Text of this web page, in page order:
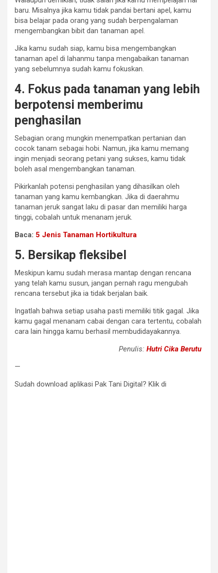
baru. Misalnya jika kamu tidak pandai bertani apel, kamu
bisa belajar pada orang yang sudah berpengalaman
mengembangkan bibit dan tanaman apel.
Jika kamu sudah siap, kamu bisa mengembangkan
tanaman apel di lahanmu tanpa mengabaikan tanaman
yang sebelumnya sudah kamu fokuskan.
4. Fokus pada tanaman yang lebih
berpotensi memberimu
penghasilan
Sebagian orang mungkin menempatkan pertanian dan
cocok tanam sebagai hobi. Namun, jika kamu memang
ingin menjadi seorang petani yang sukses, kamu tidak
boleh asal mengembangkan tanaman.
Pikirkanlah potensi penghasilan yang dihasilkan oleh
tanaman yang kamu kembangkan. Jika di daerahmu
tanaman jeruk sangat laku di pasar dan memiliki harga
tinggi, cobalah untuk menanam jeruk.
Baca: 5 Jenis Tanaman Hortikultura
5. Bersikap fleksibel
Meskipun kamu sudah merasa mantap dengan rencana
yang telah kamu susun, jangan pernah ragu mengubah
rencana tersebut jika ia tidak berjalan baik.
Ingatlah bahwa setiap usaha pasti memiliki titik gagal. Jika
kamu gagal menanam cabai dengan cara tertentu, cobalah
cara lain hingga kamu berhasil membudidayakannya.
Penulis: Hutri Cika Berutu
—
Sudah download aplikasi Pak Tani Digital? Klik di